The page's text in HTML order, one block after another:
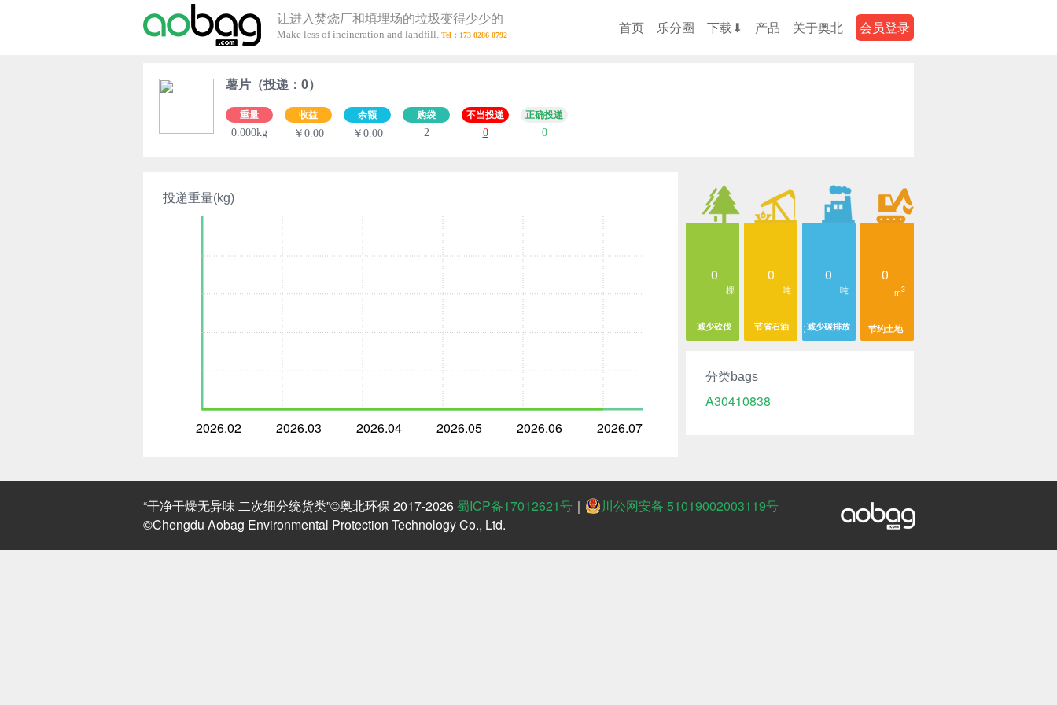
让进入焚烧厂和填埋场的垃圾变得少少的
Make less of incineration and landfill. 首页 乐分圈 下载⬇ 产品 关于奥北 会员登录
薯片（投递：0）
重量
0.000kg
收益
￥0.00
余额
￥0.00
购袋
2
不当投递
0
正确投递
0
投递重量(kg)
2026.02 2026.03 2026.04 2026.05 2026.06 2026.07
0
棵
减少砍伐
0
吨
节省石油
0
吨
减少碳排放
0
m3
节约土地
分类bags
A30410838
“干净干燥无异味 二次细分统货类”©奥北环保 2017-2026蜀ICP备17012621号 ｜
川公网安备 51019002003119号
©Chengdu Aobag Environmental Protection Technology Co., Ltd.